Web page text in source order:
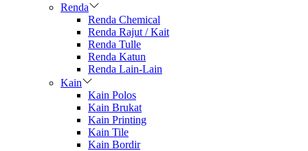
Renda
Renda Chemical
Renda Rajut / Kait
Renda Tulle
Renda Katun
Renda Lain-Lain
Kain
Kain Polos
Kain Brukat
Kain Printing
Kain Tile
Kain Bordir